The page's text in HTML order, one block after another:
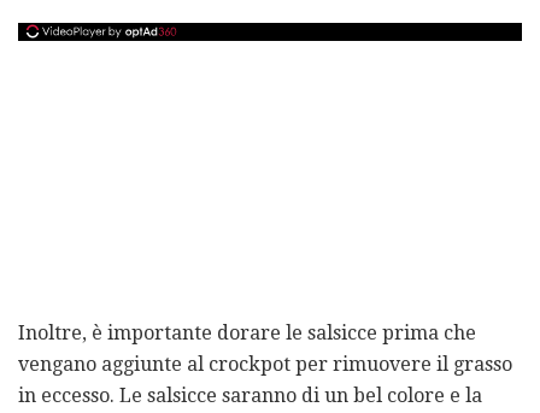
Inoltre, è importante dorare le salsicce prima che
vengano aggiunte al crockpot per rimuovere il grasso
in eccesso. Le salsicce saranno di un bel colore e la